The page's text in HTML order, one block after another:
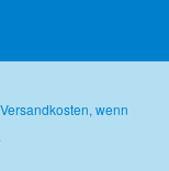
Versandkosten, wenn